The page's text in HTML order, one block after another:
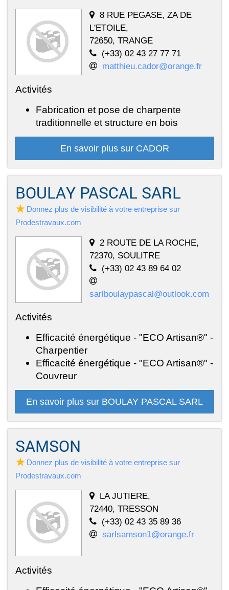
8 RUE PEGASE, ZA DE
L'ETOILE,
72650, TRANGE
(+33) 02 43 27 77 71
matthieu.cador@orange.fr
Activités
Fabrication et pose de charpente
traditionnelle et structure en bois
En savoir plus sur CADOR
BOULAY PASCAL SARL
Donnez plus de visibilité à votre entreprise sur
Prodestravaux.com
2 ROUTE DE LA ROCHE,
72370, SOULITRE
(+33) 02 43 89 64 02
sarlboulaypascal@outlook.com
Activités
Efficacité énergétique - "ECO Artisan®" -
Charpentier
Efficacité énergétique - "ECO Artisan®" -
Couvreur
En savoir plus sur BOULAY PASCAL SARL
SAMSON
Donnez plus de visibilité à votre entreprise sur
Prodestravaux.com
LA JUTIERE,
72440, TRESSON
(+33) 02 43 35 89 36
sarlsamson1@orange.fr
Activités